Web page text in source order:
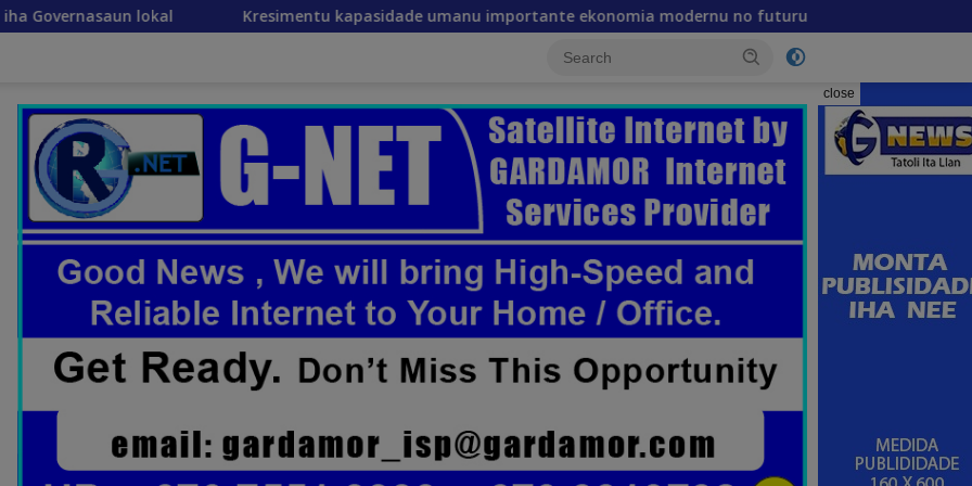
Kresimentu kapasidade umanu importante ekonomia modernu no futuru Lista Rejente Kuansing nian
close